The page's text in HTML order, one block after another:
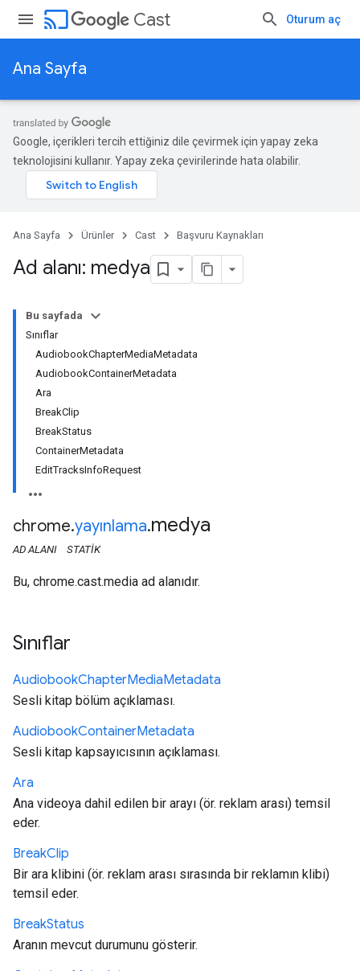
cast Cast Oturum aç
Ana Sayfa
Google, içerikleri tercih ettiğiniz dile çevirmek için yapay zeka
teknolojisini kullanır. Yapay zeka çevirilerinde hata olabilir.
Ana Sayfa Ürünler Cast Başvuru Kaynakları
Ad alanı: medya
Bu sayfada
Sınıflar
AudiobookChapterMediaMetadata
AudiobookContainerMetadata
Ara
BreakClip
BreakStatus
ContainerMetadata
EditTracksInfoRequest
chrome.yayınlama.medya
AD ALANI STATIK
Bu, chrome.cast.media ad alanıdır.
Sınıflar
AudiobookChapterMediaMetadata
Sesli kitap bölüm açıklaması.
AudiobookContainerMetadata
Sesli kitap kapsayıcısının açıklaması.
Ara
Ana videoya dahil edilen bir arayı (ör. reklam arası) temsil
eder.
BreakClip
Bir ara klibini (ör. reklam arası sırasında bir reklamın klibi)
temsil eder.
BreakStatus
Aranın mevcut durumunu gösterir.